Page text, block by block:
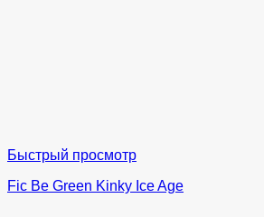
Быстрый просмотр
Fic Be Green Kinky Ice Age